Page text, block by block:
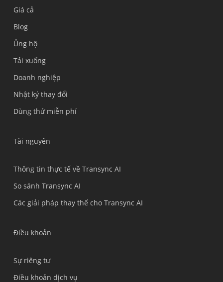
Giá cả
Blog
Ủng hộ
Tải xuống
Doanh nghiệp
Nhật ký thay đổi
Dùng thử miễn phí
Tài nguyên
Thông tin thực tế về Transync AI
So sánh Transync AI
Các giải pháp thay thế cho Transync AI
Điều khoản
Sự riêng tư
Điều khoản dịch vụ